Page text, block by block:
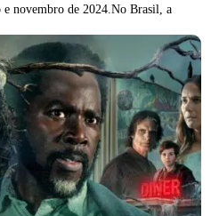
novembro de 2024.No Brasil, a